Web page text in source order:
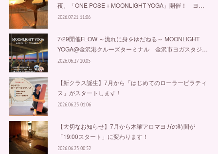
夜。「ONE POSE＋MOONLIGHT YOGA」開催！ ヨ…
2026.07.21 11:06
7/29開催FLOW ～流れに身をゆだねる～ MOONLIGHT
YOGA@金沢港クルーズターミナル 金沢市ヨガスタジ…
2026.06.27 10:05
【新クラス誕生】7月から「はじめてのローラーピラティ
ス」がスタートします！
2026.06.23 01:06
【大切なお知らせ】7月から木曜アロマヨガの時間が
「19:00スタート」に変わります！
2026.06.23 00:52